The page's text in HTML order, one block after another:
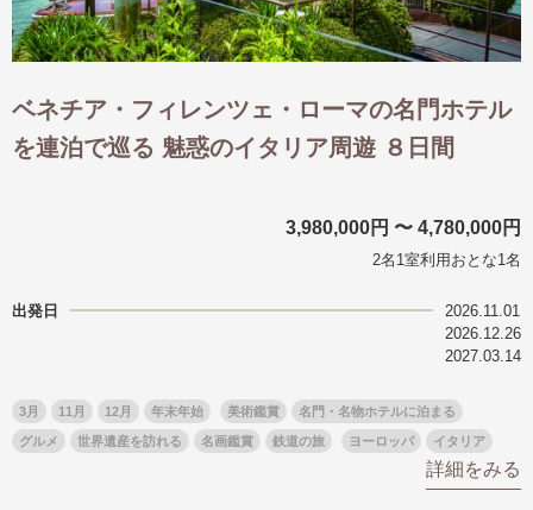
ベネチア・フィレンツェ・ローマの名門ホテル
を連泊で巡る 魅惑のイタリア周遊 ８日間
3,980,000円 〜 4,780,000円
2名1室利用おとな1名
出発日
2026.11.01
2026.12.26
2027.03.14
3月 11月 12月 年末年始 美術鑑賞 名門・名物ホテルに泊まる
グルメ 世界遺産を訪れる 名画鑑賞 鉄道の旅 ヨーロッパ イタリア
詳細をみる